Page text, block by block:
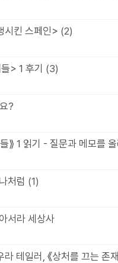
시킨 스페인> (2)
> 1 후기 (3)
?
⟫ 1 읽기 - 질문과 메모를
처럼 (1)
서라 세상사
테일러, 《상처를 끄는 존재